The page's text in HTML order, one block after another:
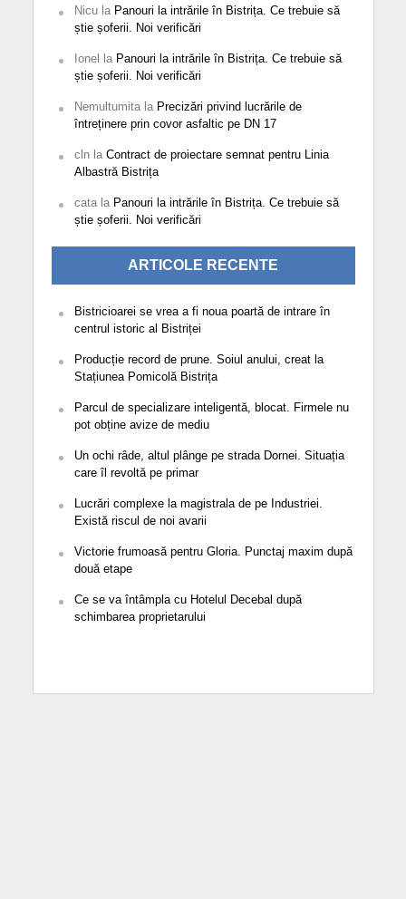
Nicula Panouri la intrările în Bistrița. Ce trebuie să
știe șoferii. Noi verificări
Ionel la Panouri la intrările în Bistrița. Ce trebuie să
știe șoferii. Noi verificări
Nemultumitala Precizări privind lucrările de
întreținere prin covor asfaltic pe DN 17
clnla Contract de proiectare semnat pentru Linia
Albastră Bistrița
catala Panouri la intrările în Bistrița. Ce trebuie să
știe șoferii. Noi verificări
ARTICOLE RECENTE
Bistricioarei se vrea a fi noua poartă de intrare în
centrul istoric al Bistriței
Producție record de prune. Soiul anului, creat la
Stațiunea Pomicolă Bistrița
Parcul de specializare inteligentă, blocat. Firmele nu
pot obține avize de mediu
Un ochi râde, altul plânge pe strada Dornei. Situația
care îl revoltă pe primar
Lucrări complexe la magistrala de pe Industriei.
Există riscul de noi avarii
Victorie frumoasă pentru Gloria. Punctaj maxim după
două etape
Ce se va întâmpla cu Hotelul Decebal după
schimbarea proprietarului